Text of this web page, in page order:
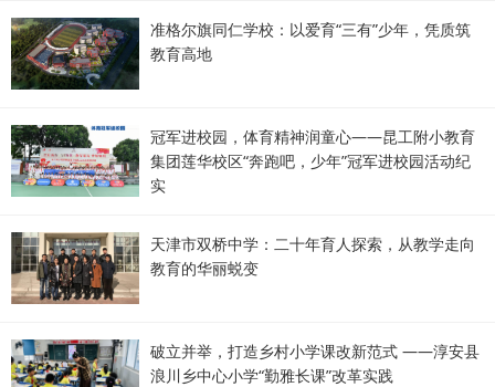
准格尔旗同仁学校：以爱育“三有”少年，凭质筑
教育高地
冠军进校园，体育精神润童心——昆工附小教育
集团莲华校区“奔跑吧，少年”冠军进校园活动纪
实
天津市双桥中学：二十年育人探索，从教学走向
教育的华丽蜕变
破立并举，打造乡村小学课改新范式 ——淳安县
浪川乡中心小学“勤雅长课”改革实践